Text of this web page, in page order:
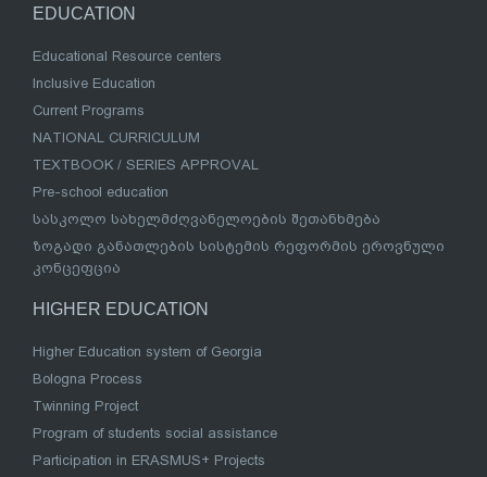
EDUCATION
Educational Resource centers
Inclusive Education
Current Programs
NATIONAL CURRICULUM
TEXTBOOK / SERIES APPROVAL
Pre-school education
სასკოლო სახელმძღვანელოების შეთანხმება
ზოგადი განათლების სისტემის რეფორმის ეროვნული
კონცეფცია
HIGHER EDUCATION
Higher Education system of Georgia
Bologna Process
Twinning Project
Program of students social assistance
Participation in ERASMUS+ Projects